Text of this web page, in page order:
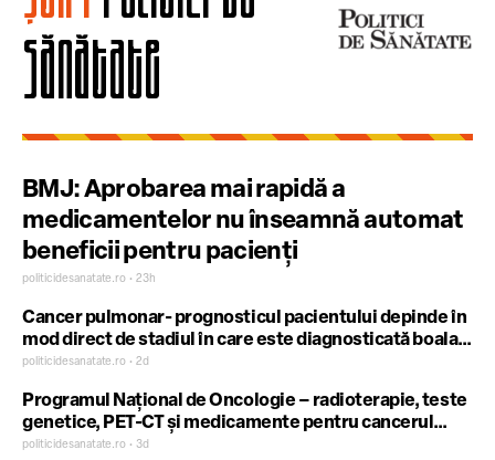
Sănătate
BMJ: Aprobarea mai rapidă a
medicamentelor nu înseamnă automat
beneficii pentru pacienți
politicidesanatate.ro • 23h
Cancer pulmonar- prognosticul pacientului depinde în
mod direct de stadiul în care este diagnosticată boala:
importanța screeningului Low-Dose CT
politicidesanatate.ro • 2d
Programul Național de Oncologie – radioterapie, teste
genetice, PET-CT și medicamente pentru cancerul
bronhopulmonar
politicidesanatate.ro • 3d